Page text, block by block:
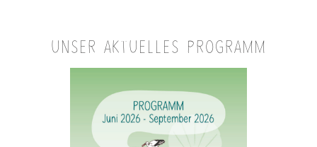
UNSER AKTUELLES PROGRAMM